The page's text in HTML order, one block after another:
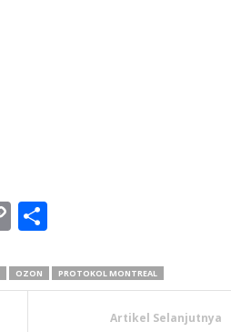
Copy
OZON PROTOKOL MONTREAL
Artikel Selanjutnya